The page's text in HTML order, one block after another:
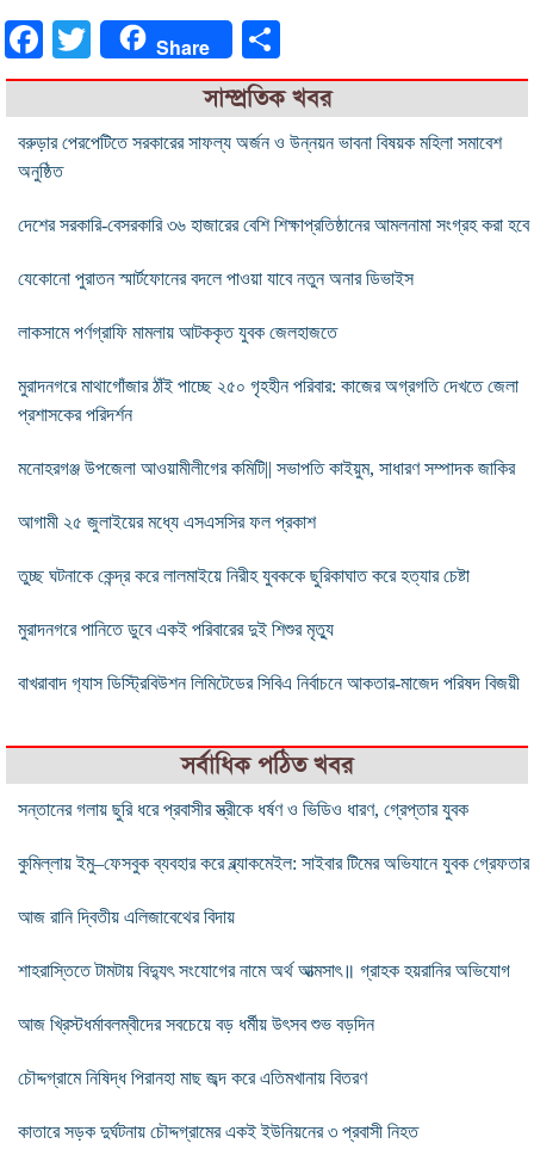
FacebookTwitter Share
সাম্প্রতিক খবর
বরুড়ার পেরপেটিতে সরকারের সাফল্য অর্জন ও উন্নয়ন ভাবনা বিষয়ক মহিলা সমাবেশ
অনুষ্ঠিত
দেশের সরকারি-বেসরকারি ৩৬ হাজারের বেশি শিক্ষাপ্রতিষ্ঠানের আমলনামা সংগ্রহ করা হবে
যেকোনো পুরাতন স্মার্টফোনের বদলে পাওয়া যাবে নতুন অনার ডিভাইস
লাকসামে পর্ণগ্রাফি মামলায় আটককৃত যুবক জেলহাজতে
মুরাদনগরে মাথাগোঁজার ঠাঁই পাচ্ছে ২৫০ গৃহহীন পরিবার: কাজের অগ্রগতি দেখতে জেলা
প্রশাসকের পরিদর্শন
মনোহরগঞ্জ উপজেলা আওয়ামীলীগের কমিটি|| সভাপতি কাইয়ুম, সাধারণ সম্পাদক জাকির
আগামী ২৫ জুলাইয়ের মধ্যে এসএসসির ফল প্রকাশ
তুচ্ছ ঘটনাকে কেন্দ্র করে লালমাইয়ে নিরীহ যুবককে ছুরিকাঘাত করে হত্যার চেষ্টা
মুরাদনগরে পানিতে ডুবে একই পরিবারের দুই শিশুর মৃত্যু
বাখরাবাদ গ‍্যাস ডিস্ট্রিবিউশন লিমিটেডের সিবিএ নির্বাচনে আকতার-মাজেদ পরিষদ বিজয়ী
সর্বাধিক পঠিত খবর
সন্তানের গলায় ছুরি ধরে প্রবাসীর স্ত্রীকে ধর্ষণ ও ভিডিও ধারণ, গ্রেপ্তার যুবক
কুমিল্লায় ইমু–ফেসবুক ব্যবহার করে ব্ল্যাকমেইল: সাইবার টিমের অভিযানে যুবক গ্রেফতার
আজ রানি দ্বিতীয় এলিজাবেথের বিদায়
শাহরাস্তিতে টামটায় বিদ্যুৎ সংযোগের নামে অর্থ আত্মসাৎ॥ গ্রাহক হয়রানির অভিযোগ
আজ খ্রিস্টধর্মাবলম্বীদের সবচেয়ে বড় ধর্মীয় উৎসব শুভ বড়দিন
চৌদ্দগ্রামে নিষিদ্ধ পিরানহা মাছ জব্দ করে এতিমখানায় বিতরণ
কাতারে সড়ক দুর্ঘটনায় চৌদ্দগ্রামের একই ইউনিয়নের ৩ প্রবাসী নিহত